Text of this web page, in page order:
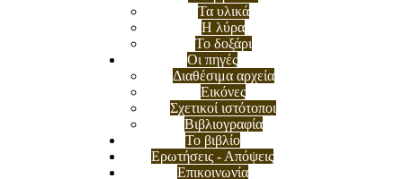
Τα υλικά
Η λύρα
Το δοξάρι
Οι πηγές
Διαθέσιμα αρχεία
Εικόνες
Σχετικοί ιστότοποι
Βιβλιογραφία
Το βιβλίο
Ερωτήσεις - Απόψεις
Επικοινωνία